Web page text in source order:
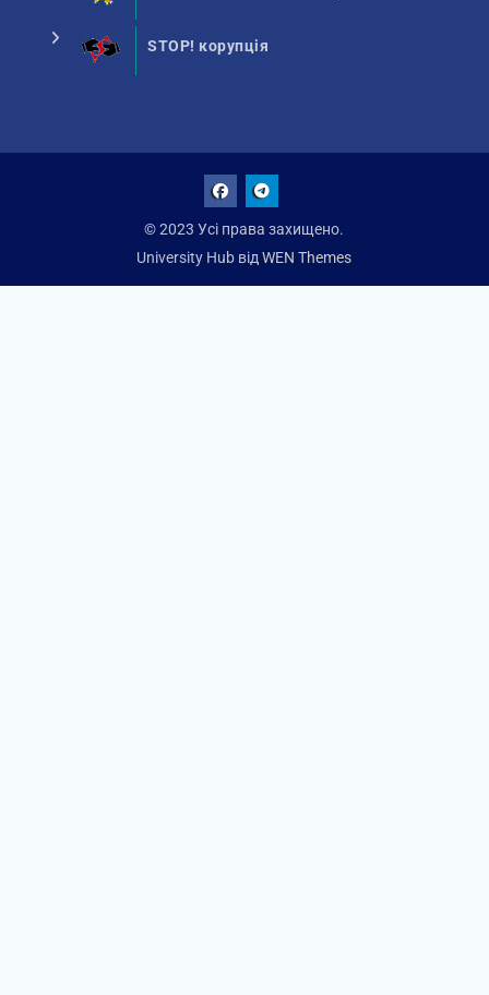
STOP! корупція
© 2023 Усі права захищено.
University Hub відWEN Themes